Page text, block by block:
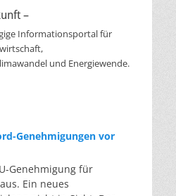
–
Informationsportal für
und Energiewende.
Genehmigungen vor
Genehmigung für
Ein neues